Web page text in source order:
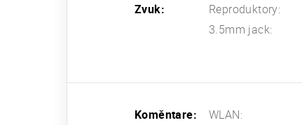
Zvuk: Reproduktory:
3.5mm jack:
Koměntare: WLAN: